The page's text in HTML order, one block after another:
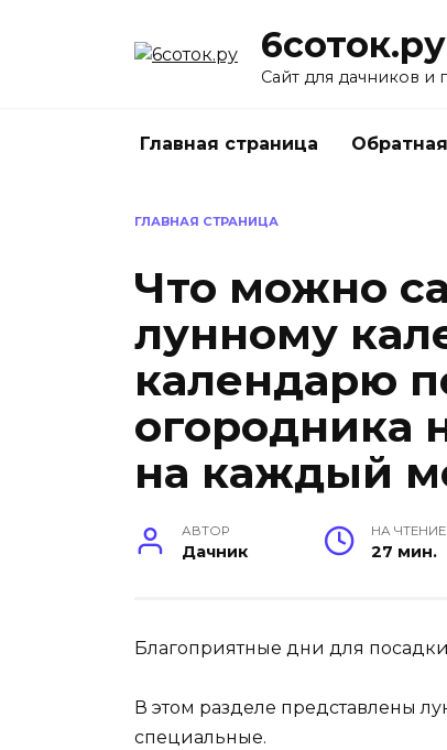
6соток.ру
Сайт для дачников и
Главная страница
ГЛАВНАЯ СТРАНИЦА
Что можно
лунному
календарю
огородника
на каждый
АВТОР
Дачник
НА ЧТЕНИЕ
27 мин.
Благоприятные дни для
В этом разделе представлены
специальные.